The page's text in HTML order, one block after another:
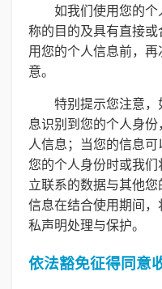
如我们使用您的
称的目的及具有直接
用您的个人信息前，
意。
特别提示您注意
息识别到您的个人身
人信息；当您的信息
您的个人身份时或我
立联系的数据与其他
信息在结合使用期间
私声明处理与保护。
依法豁免征得同意